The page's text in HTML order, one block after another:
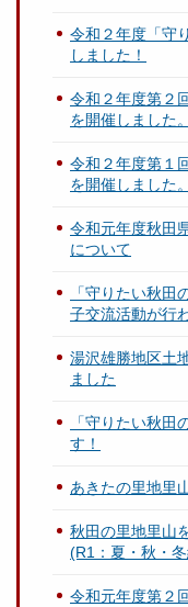
令和２年度「守
しました！
令和２年度第２
を開催しました。
令和２年度第１
を開催しました。
令和元年度秋田
について
「守りたい秋
子交流活動が行
湯沢雄勝地区土
ました
「守りたい秋田
す！
あきたの里地里
秋田の里地里山
(R1：夏・秋・
令和元年度第２